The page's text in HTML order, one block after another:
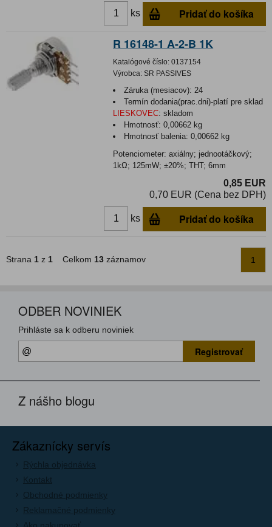
ks Pridať do košíka
R 16148-1 A-2-B 1K
Katalógové číslo: 0137154
Výrobca: SR PASSIVES
Záruka (mesiacov): 24
Termín dodania(prac.dni)-platí pre sklad
LIESKOVEC: skladom
Hmotnosť:0,00662 kg
Hmotnosť balenia:0,00662 kg
Potenciometer: axiálny; jednootáčkový;
1kΩ; 125mW; ±20%; THT; 6mm
0,85 EUR
0,70 EUR (Cena bez DPH)
ks Pridať do košíka
Strana 1 z 1 Celkom 13 záznamov 1
ODBER NOVINIEK
Prihláste sa k odberu noviniek
Registrovať
Z nášho blogu
Zákaznícky servís
Rýchla objednávka
Kontakt
Obchodné podmienky
Reklamačné podmienky